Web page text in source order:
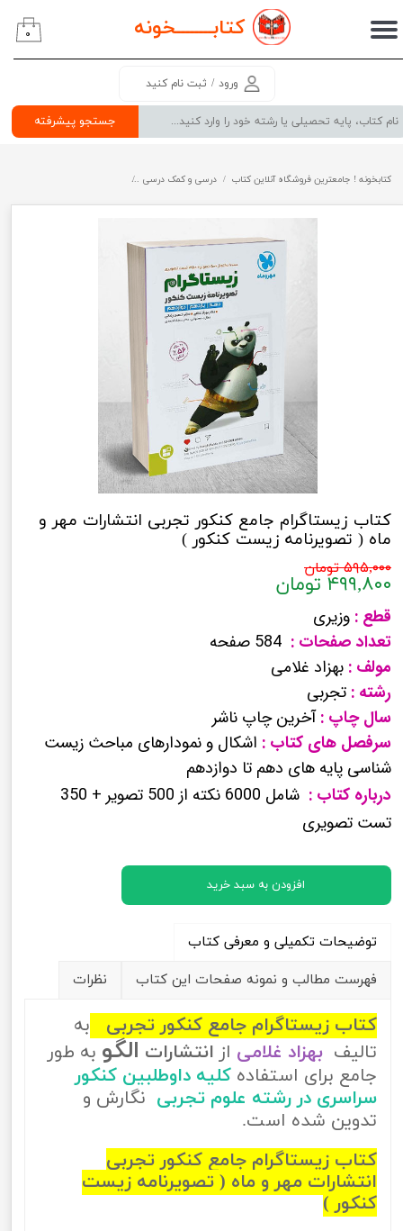
کتابــــــــخونه
جستجو پیشرفته
ورود / ثبت نام کنید
حساب کاربری من
سفارشات
۰
کتابخونه ! جامعترین فروشگاه آنلاین کتاب درسی و کمک درسی
کتاب زیستاگرام جامع کنکور تجربی انتشارات مهر و
ماه ( تصویرنامه زیست کنکور )
۵۹۵,۰۰۰ تومان
۴۹۹,۸۰۰ تومان
قطع : وزیری
تعداد صفحات :
مولف : بهزاد غلامی
رشته : تجربی
سال چاپ :آخرین چاپ ناشر
سرفصل های کتاب : اشکال و نمودارهای مباحث زیست
شناسی پایه های دهم تا دوازدهم
درباره کتاب :
شامل 6000 نکته از 500 تصویر + 350
تست تصویری
افزودن به سبد خرید
توضیحات تکمیلی و معرفی کتاب
فهرست مطالب و نمونه صفحات این کتاب
نظرات
کتاب زیستاگرام جامع کنکور تجربی به
تالیف بهزاد غلامی از انتشارات الگو به طور
جامع برای استفاده کلیه داوطلبین کنکور
سراسری در رشته علوم تجربی نگارش و
تدوین شده است.
کتاب زیستاگرام جامع کنکور تجربی
انتشارات مهر و ماه ( تصویرنامه زیست
کنکور )